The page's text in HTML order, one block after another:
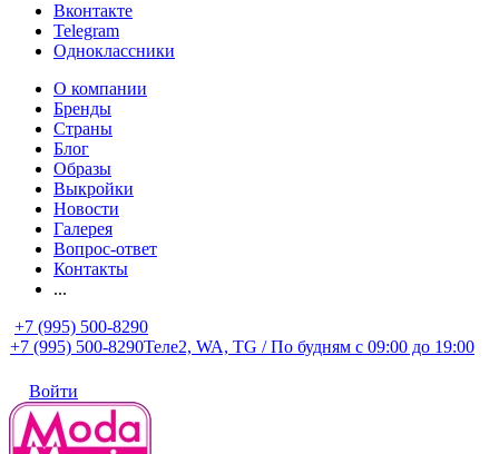
Вконтакте
Telegram
Одноклассники
О компании
Бренды
Страны
Блог
Образы
Выкройки
Новости
Галерея
Вопрос-ответ
Контакты
...
+7 (995) 500-8290
+7 (995) 500-8290Теле2, WA, TG / По будням c 09:00 до 19:00
Войти